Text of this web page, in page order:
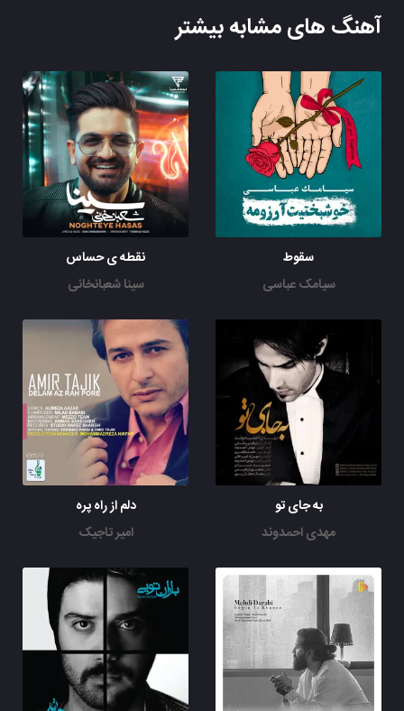
آهنگ های مشابه بیشتر
سقوط
سیامک عباسی
نقطه ی حساس
سینا شعبانخانی
به جای تو
مهدی احمدوند
دلم از راه پره
امیر تاجیک